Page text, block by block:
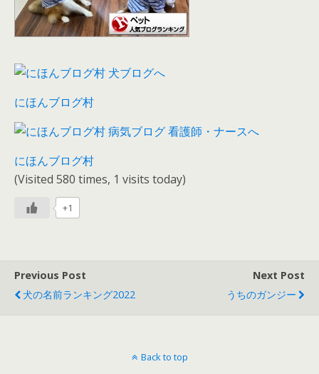
にほんブログ村
にほんブログ村
(Visited 580 times, 1 visits today)
+1
Previous Post
犬の名前ランキング2022
Next Post
うちのガンジー
Back to top